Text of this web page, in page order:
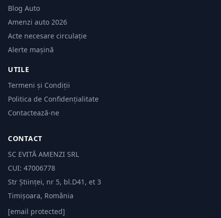
Blog Auto
Amenzi auto 2026
Acte necesare circulație
Alerte mașină
UTILE
Termeni și Condiții
Politica de Confidențialitate
Contactează-ne
CONTACT
SC EVITĂ AMENZI SRL
CUI: 47006778
Str Științei, nr 5, bl.D41, et 3
Timișoara, România
[email protected]